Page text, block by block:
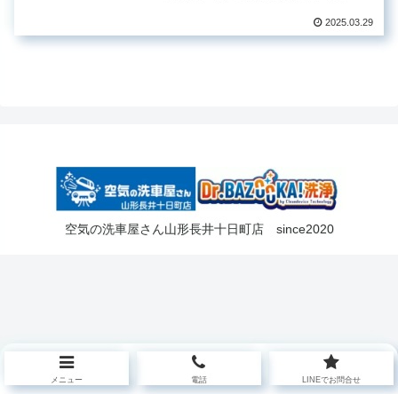
オイは気になっていないけど、そろそ
ろこの辺りで（約5年経過）、エアコン
2025.03.29
空気の洗車屋さん山形長井十日町店 since2020
メニュー 電話 LINEでお問合せ